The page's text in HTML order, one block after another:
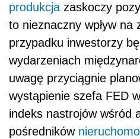
produkcja zaskoczy
to nieznaczny wpływ na
przypadku inwestorzy
wydarzeniach
uwagę przyciągnie
wystąpienie szefa FED
indeks nastrojów wśród
pośredników